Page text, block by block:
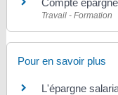
Travail - Formation
Pour en savoir plus
L'épargne